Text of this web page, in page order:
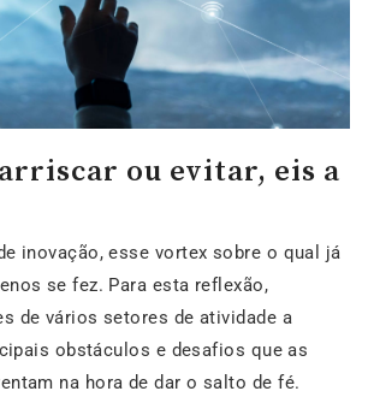
ou evitar, eis a
inovação, esse vortex sobre o qual já
se fez. Para esta reflexão,
de vários setores de atividade a
obstáculos e desafios que as
na hora de dar o salto de fé.